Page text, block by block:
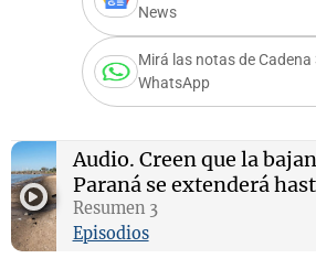
News
Mirá las notas de Cadena
WhatsApp
Audio. Creen que la
Paraná se extenderá
Resumen 3
Episodios